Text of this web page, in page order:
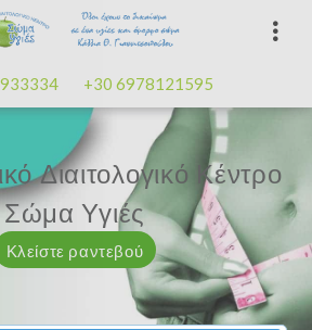
+30 6978121595
εμπειρίακαλή
διάθεση
Κλείστε ραντεβού
Διαιτολογικό Κέντρο
Σώμα Υγιές
Κλείστε ραντεβού
μας μπορείτε
Κλείστε ραντεβού
εμπειρίακαλή
διάθεση
Κλείστε ραντεβού
Διαιτολογικό Κέντρο
Σώμα Υγιές
Κλείστε ραντεβού